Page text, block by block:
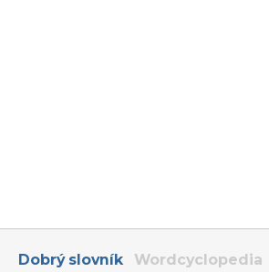
Dobrý slovník Wordcyclopedia